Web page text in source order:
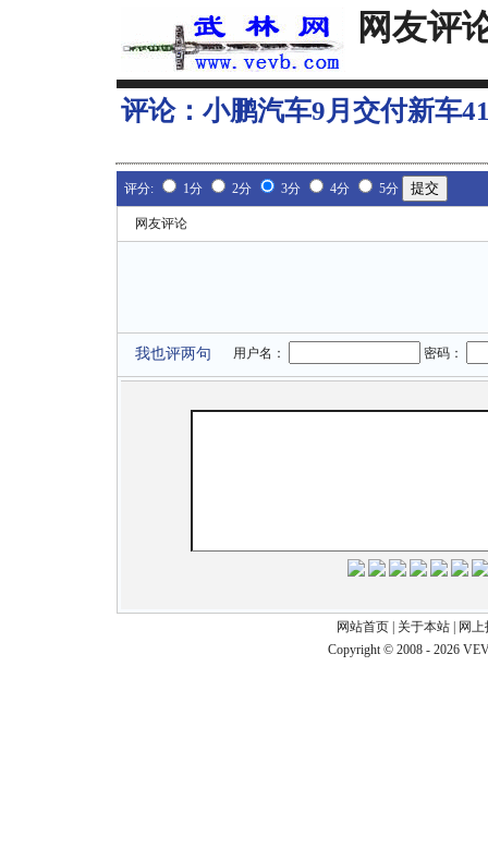
网友评
评论： 小鹏汽车9月交付新车
评分: 1分 2分 3分 4分 5分
网友评论
我也评两句 用户名： 密码：
网站首页 关于本站
网
Copyright © 2008 - 2026